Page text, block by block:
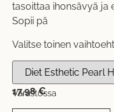
tasoittaa ihonsävyä ja
Sopii pä
Valitse toinen
17,98€
Varastossa